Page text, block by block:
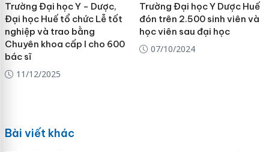
Trường Đại học Y - Dược,
Đại học Huế tổ chức Lễ tốt
nghiệp và trao bằng
Chuyên khoa cấp I cho 600
bác sĩ
11/12/2025
Trường Đại học Y Dược Huế
đón trên 2.500 sinh viên và
học viên sau đại học
07/10/2024
Bài viết khác